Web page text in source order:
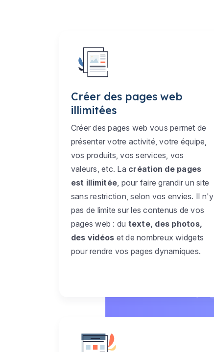
Créer des pages web
illimitées
Créer des pages web vous permet de
présenter votre activité, votre équipe,
vos produits, vos services, vos
valeurs, etc. La création de pages
est illimitée , pour faire grandir un site
sans restriction, selon vos envies. Il n'y
pas de limite sur les contenus de vos
pages web : du texte, des photos,
des vidéos et de nombreux widgets
pour rendre vos pages dynamiques.